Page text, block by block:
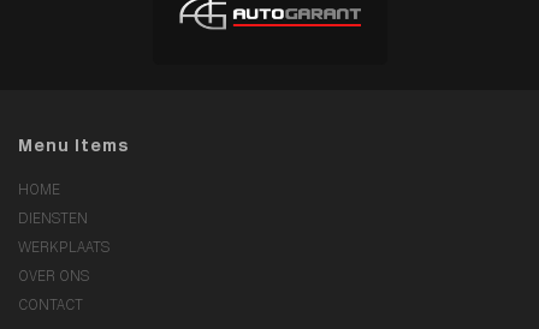
Menu Items
HOME
DIENSTEN
WERKPLAATS
OVER ONS
CONTACT